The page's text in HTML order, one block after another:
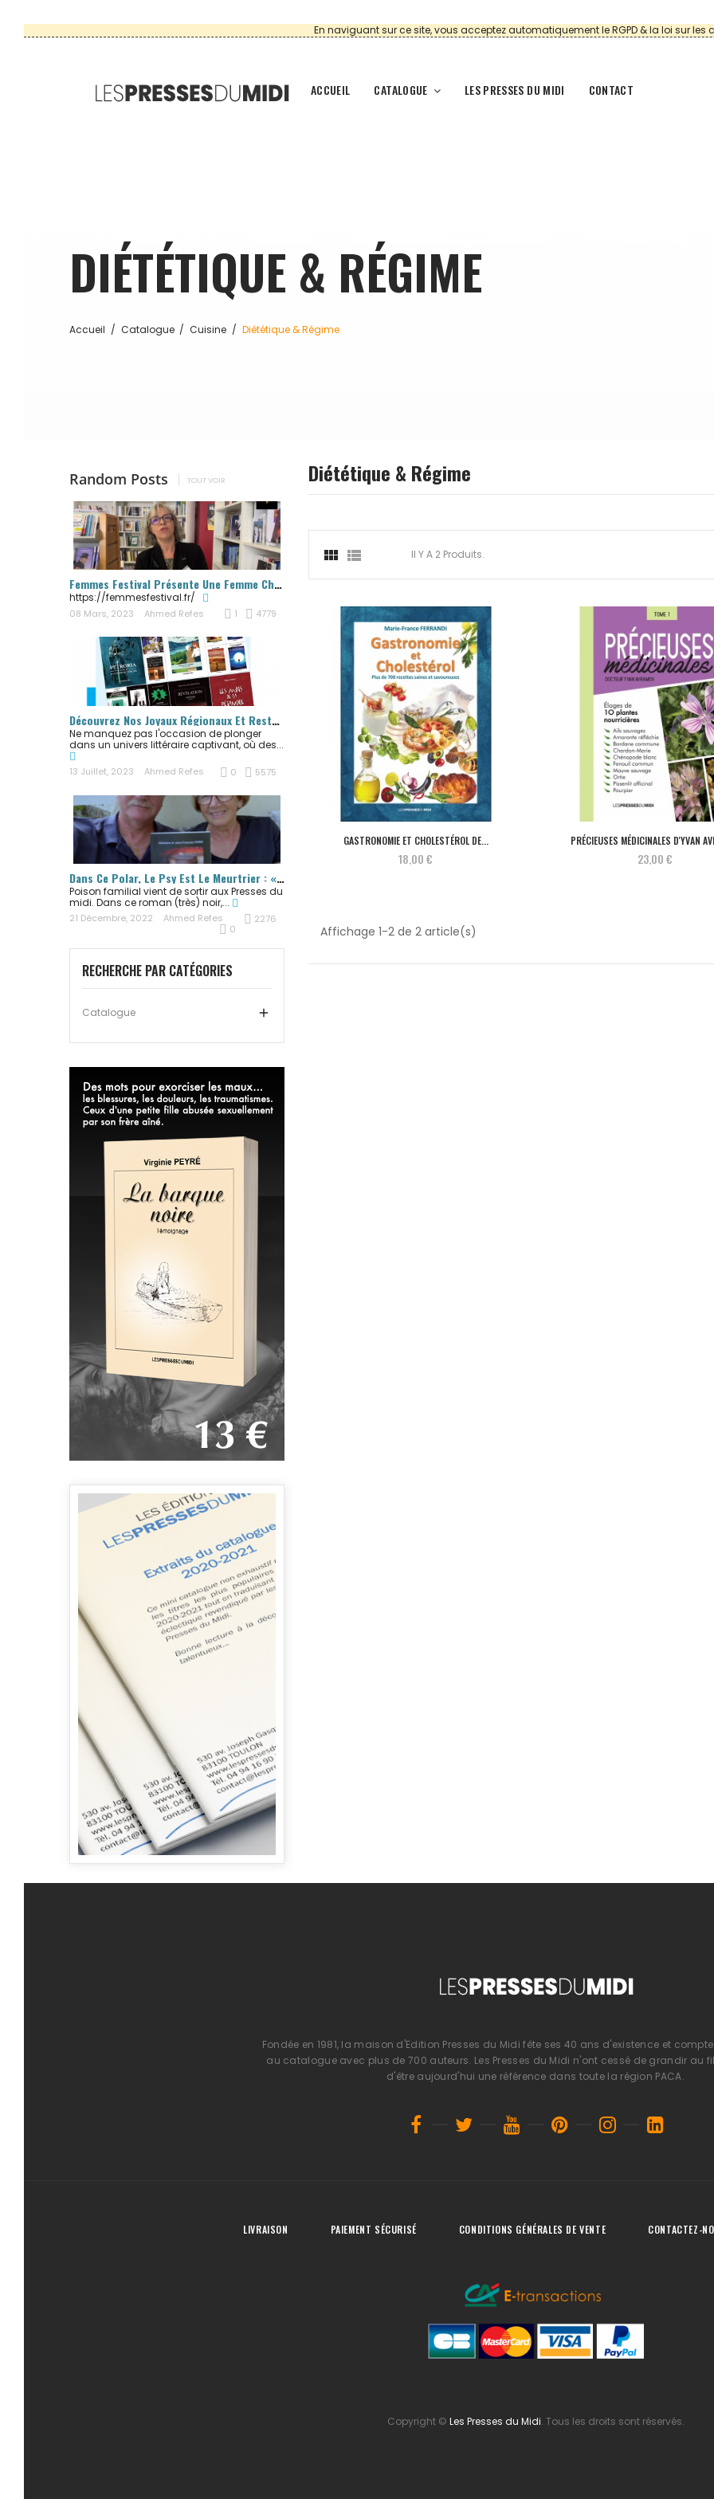
En naviguant sur ce site, vous acceptez automatiquement le RGPD & la loi sur les
ACCUEIL CATALOGUE LES PRESSES DU MIDI CONTACT
DIÉTÉTIQUE & RÉGIME
Accueil Catalogue Cuisine Diététique & Régime
Random Posts TOUT VOIR
Femmes Festival Présente Une Femme Cheffe...
https://femmesfestival.fr/
08 Mars, 2023 Ahmed Refes 4779
1
Découvrez Nos Joyaux Régionaux Et Restez À...
Ne manquez pas l'occasion de plonger
dans un univers littéraire captivant, où des...
13 Juillet, 2023 Ahmed Refes 5575
0
Dans Ce Polar, Le Psy Est Le Meurtrier : « Un...
Poison familial vient de sortir aux Presses du
midi. Dans ce roman (très) noir,...
21 Décembre, 2022 Ahmed Refes
2276
0
RECHERCHE PAR CATÉGORIES
Catalogue 
Diététique & Régime
  Il Y A 2 Produits.
GASTRONOMIE ET CHOLESTÉROL DE...
18,00 €
PRÉCIEUSES MÉDICINALES D'YVAN
23,00 €
Affichage 1-2 de 2 article(s)
Fondée en 1981, la maison d'Edition Presses du Midi fête ses 40 ans d'existence et
au catalogue avec plus de 700 auteurs. Les Presses du Midi n'ont cessé de grandir au
d'être aujourd'hui une référence dans toute la région PACA.
LIVRAISON PAIEMENT SÉCURISÉ CONDITIONS GÉNÉRALES DE VENTE CONTACTEZ-
Copyright© Les Presses du Midi. Tous les droits sont réservés.